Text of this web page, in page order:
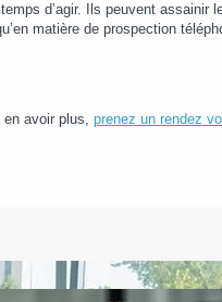
d’agir. Ils peuvent
matière de prospection
avoir plus, prenez un rendez